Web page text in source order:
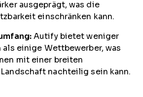
ausgeprägt, was die
einschränken kann.
Autify bietet weniger
als einige Wettbewerber, was
mit einer breiten
nachteilig sein kann.